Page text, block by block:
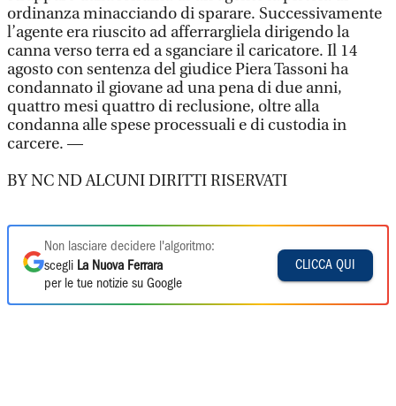
ordinanza minacciando di sparare. Successivamente
l’agente era riuscito ad afferrargliela dirigendo la
canna verso terra ed a sganciare il caricatore. Il 14
agosto con sentenza del giudice Piera Tassoni ha
condannato il giovane ad una pena di due anni,
quattro mesi quattro di reclusione, oltre alla
condanna alle spese processuali e di custodia in
carcere. —
BY NC ND ALCUNI DIRITTI RISERVATI
Non lasciare decidere l'algoritmo:
scegli La Nuova Ferrara
per le tue notizie su Google
CLICCA QUI